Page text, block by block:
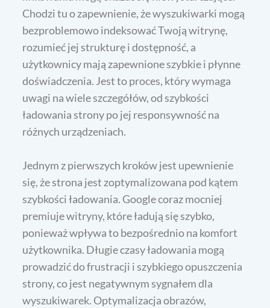
Chodzi tu o zapewnienie, że wyszukiwarki mogą
bezproblemowo indeksować Twoją witrynę,
rozumieć jej strukturę i dostępność, a
użytkownicy mają zapewnione szybkie i płynne
doświadczenia. Jest to proces, który wymaga
uwagi na wiele szczegółów, od szybkości
ładowania strony po jej responsywność na
różnych urządzeniach.
Jednym z pierwszych kroków jest upewnienie
się, że strona jest zoptymalizowana pod kątem
szybkości ładowania. Google coraz mocniej
premiuje witryny, które ładują się szybko,
ponieważ wpływa to bezpośrednio na komfort
użytkownika. Długie czasy ładowania mogą
prowadzić do frustracji i szybkiego opuszczenia
strony, co jest negatywnym sygnałem dla
wyszukiwarek. Optymalizacja obrazów,